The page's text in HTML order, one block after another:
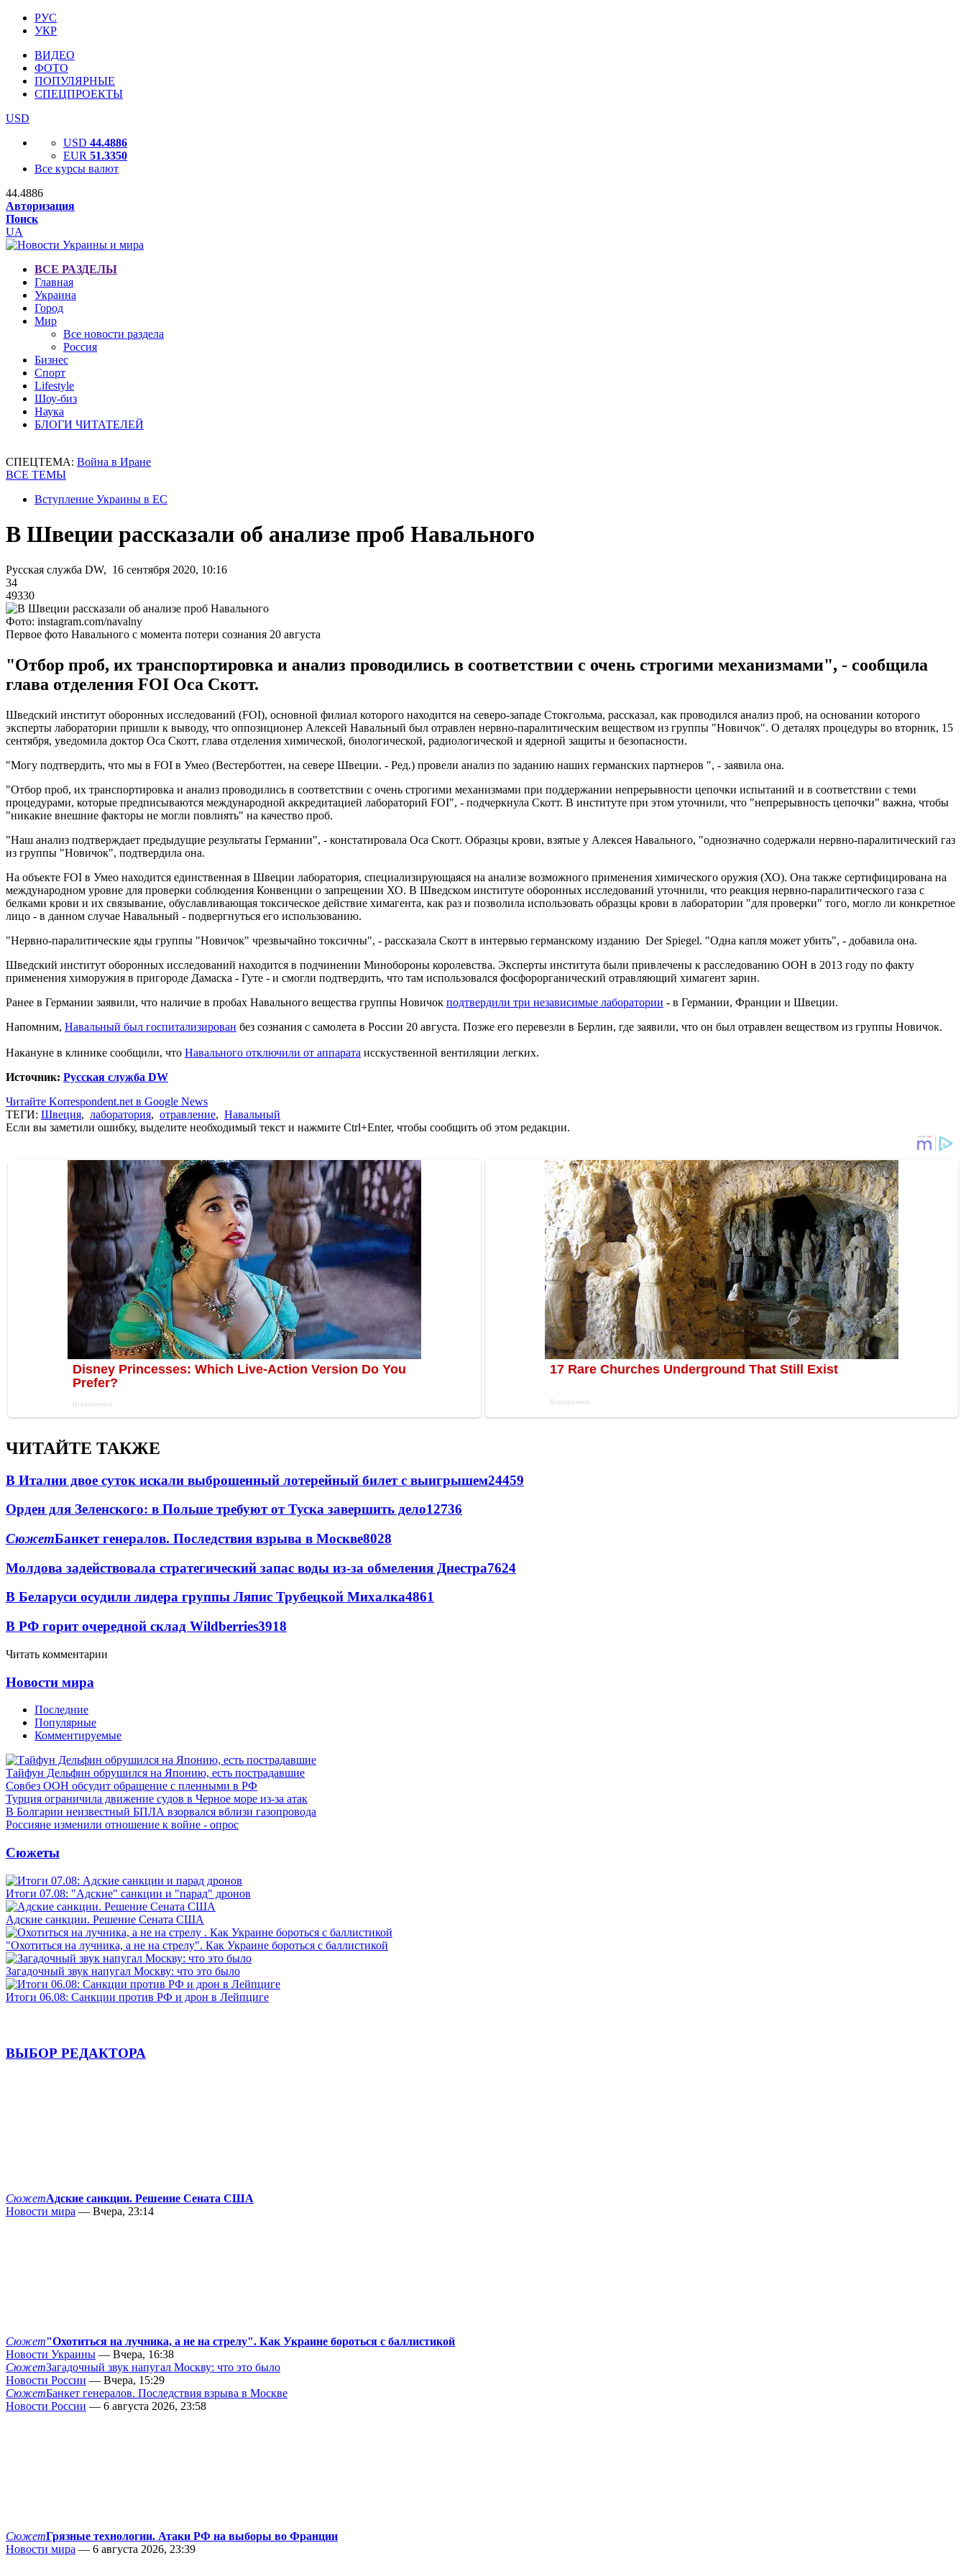
РУС
УКР
ВИДЕО
ФОТО
ПОПУЛЯРНЫЕ
СПЕЦПРОЕКТЫ
USD
USD 44.4886
EUR 51.3350
Все курсы валют
44.4886
Авторизация
Поиск
UA
ВСЕ РАЗДЕЛЫ
Главная
Украина
Город
Мир
Все новости раздела
Россия
Бизнес
Спорт
Lifestyle
Шоу-биз
Наука
БЛОГИ ЧИТАТЕЛЕЙ
СПЕЦТЕМА: Война в Иране
ВСЕ ТЕМЫ
Вступление Украины в ЕС
В Швеции рассказали об анализе проб Навального
Русская служба DW, 16 сентября 2020, 10:16
34
49330
Фото: instagram.com/navalny
Первое фото Навального с момента потери сознания 20 августа
"Отбор проб, их транспортировка и анализ проводились в соответствии с очень строгими механизмами", - сообщила
глава отделения FOI Оса Скотт.
Шведский институт оборонных исследований (FOI), основной филиал которого находится на северо-западе Стокгольма, рассказал, как проводился анализ проб, на основании которого
эксперты лаборатории пришли к выводу, что оппозиционер Алексей Навальный был отравлен нервно-паралитическим веществом из группы "Новичок". О деталях процедуры во вторник, 15
сентября, уведомила доктор Оса Скотт, глава отделения химической, биологической, радиологической и ядерной защиты и безопасности.
"Могу подтвердить, что мы в FOI в Умео (Вестерботтен, на севере Швеции. - Ред.) провели анализ по заданию наших германских партнеров ", - заявила она.
"Отбор проб, их транспортировка и анализ проводились в соответствии с очень строгими механизмами при поддержании непрерывности цепочки испытаний и в соответствии с теми
процедурами, которые предписываются международной аккредитацией лабораторий FOI", - подчеркнула Скотт. В институте при этом уточнили, что "непрерывность цепочки" важна, чтобы
"никакие внешние факторы не могли повлиять" на качество проб.
"Наш анализ подтверждает предыдущие результаты Германии", - констатировала Оса Скотт. Образцы крови, взятые у Алексея Навального, "однозначно содержали нервно-паралитический газ
из группы "Новичок", подтвердила она.
На объекте FOI в Умео находится единственная в Швеции лаборатория, специализирующаяся на анализе возможного применения химического оружия (ХО). Она также сертифицирована на
международном уровне для проверки соблюдения Конвенции о запрещении ХО. В Шведском институте оборонных исследований уточнили, что реакция нервно-паралитического газа с
белками крови и их связывание, обуславливающая токсическое действие химагента, как раз и позволила использовать образцы крови в лаборатории "для проверки" того, могло ли конкретное
лицо - в данном случае Навальный - подвергнуться его использованию.
"Нервно-паралитические яды группы "Новичок" чрезвычайно токсичны", - рассказала Скотт в интервью германскому изданию Der Spiegel. "Одна капля может убить", - добавила она.
Шведский институт оборонных исследований находится в подчинении Минобороны королевства. Эксперты института были привлечены к расследованию ООН в 2013 году по факту
применения химоружия в пригороде Дамаска - Гуте - и смогли подтвердить, что там использовался фосфорорганический отравляющий химагент зарин.
Ранее в Германии заявили, что наличие в пробах Навального вещества группы Новичок подтвердили три независимые лаборатории - в Германии, Франции и Швеции.
Напомним, Навальный был госпитализирован без сознания с самолета в России 20 августа. Позже его перевезли в Берлин, где заявили, что он был отравлен веществом из группы Новичок.
Накануне в клинике сообщили, что Навального отключили от аппарата исскуственной вентиляции легких.
Источник: Русская служба DW
Читайте Korrespondent.net в Google News
ТЕГИ: Швеция, лаборатория, отравление, Навальный
Если вы заметили ошибку, выделите необходимый текст и нажмите Ctrl+Enter, чтобы сообщить об этом редакции.
ЧИТАЙТЕ ТАКЖЕ
В Италии двое суток искали выброшенный лотерейный билет с выигрышем24459
Орден для Зеленского: в Польше требуют от Туска завершить дело12736
СюжетБанкет генералов. Последствия взрыва в Москве8028
Молдова задействовала стратегический запас воды из-за обмеления Днестра7624
В Беларуси осудили лидера группы Ляпис Трубецкой Михалка4861
В РФ горит очередной склад Wildberries3918
Читать комментарии
Новости мира
Последние
Популярные
Комментируемые
Тайфун Дельфин обрушился на Японию, есть пострадавшие
Совбез ООН обсудит обращение с пленными в РФ
Турция ограничила движение судов в Черное море из-за атак
В Болгарии неизвестный БПЛА взорвался вблизи газопровода
Россияне изменили отношение к войне - опрос
Сюжеты
Итоги 07.08: "Адские" санкции и "парад" дронов
Адские санкции. Решение Сената США
"Охотиться на лучника, а не на стрелу". Как Украине бороться с баллистикой
Загадочный звук напугал Москву: что это было
Итоги 06.08: Санкции против РФ и дрон в Лейпциге
ВЫБОР РЕДАКТОРА
СюжетАдские санкции. Решение Сената США
Новости мира — Вчера, 23:14
Сюжет"Охотиться на лучника, а не на стрелу". Как Украине бороться с баллистикой
Новости Украины — Вчера, 16:38
СюжетЗагадочный звук напугал Москву: что это было
Новости России — Вчера, 15:29
СюжетБанкет генералов. Последствия взрыва в Москве
Новости России — 6 августа 2026, 23:58
СюжетГрязные технологии. Атаки РФ на выборы во Франции
Новости мира — 6 августа 2026, 23:39